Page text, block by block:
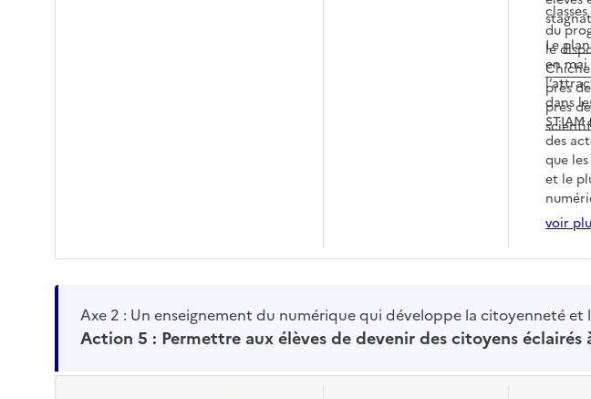
du
le
près
près
Le
en mai
dans
STIAM
des
que
et le
voir
Axe 2 : Un enseignement du numérique qui développe la citoyenneté et
Action 5 : Permettre aux élèves de devenir des citoyens